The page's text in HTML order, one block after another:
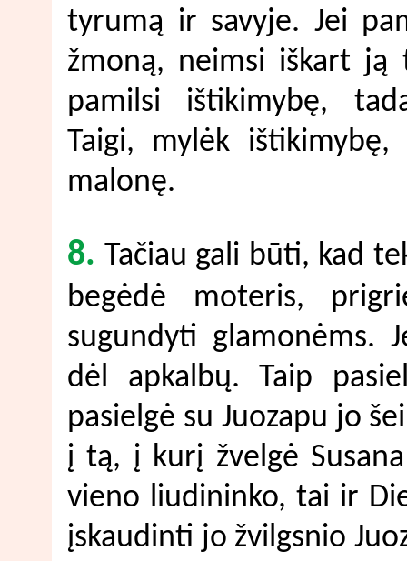
tyrumą ir savyje. Jei
žmoną, neimsi iškart
pamilsi ištikimybę,
Taigi, mylėk ištikimybę,
malonę.
8. Tačiau gali būti, kad
begėdė moteris,
sugundyti glamonėms.
dėl apkalbų. Taip
pasielgė su Juozapu jo
į tą, į kurį žvelgė
vieno liudininko, tai ir
įskaudinti jo žvilgsnio